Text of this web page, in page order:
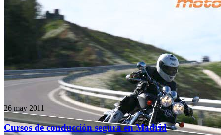
26 may 2011
Cursos de conducción segura en Madrid